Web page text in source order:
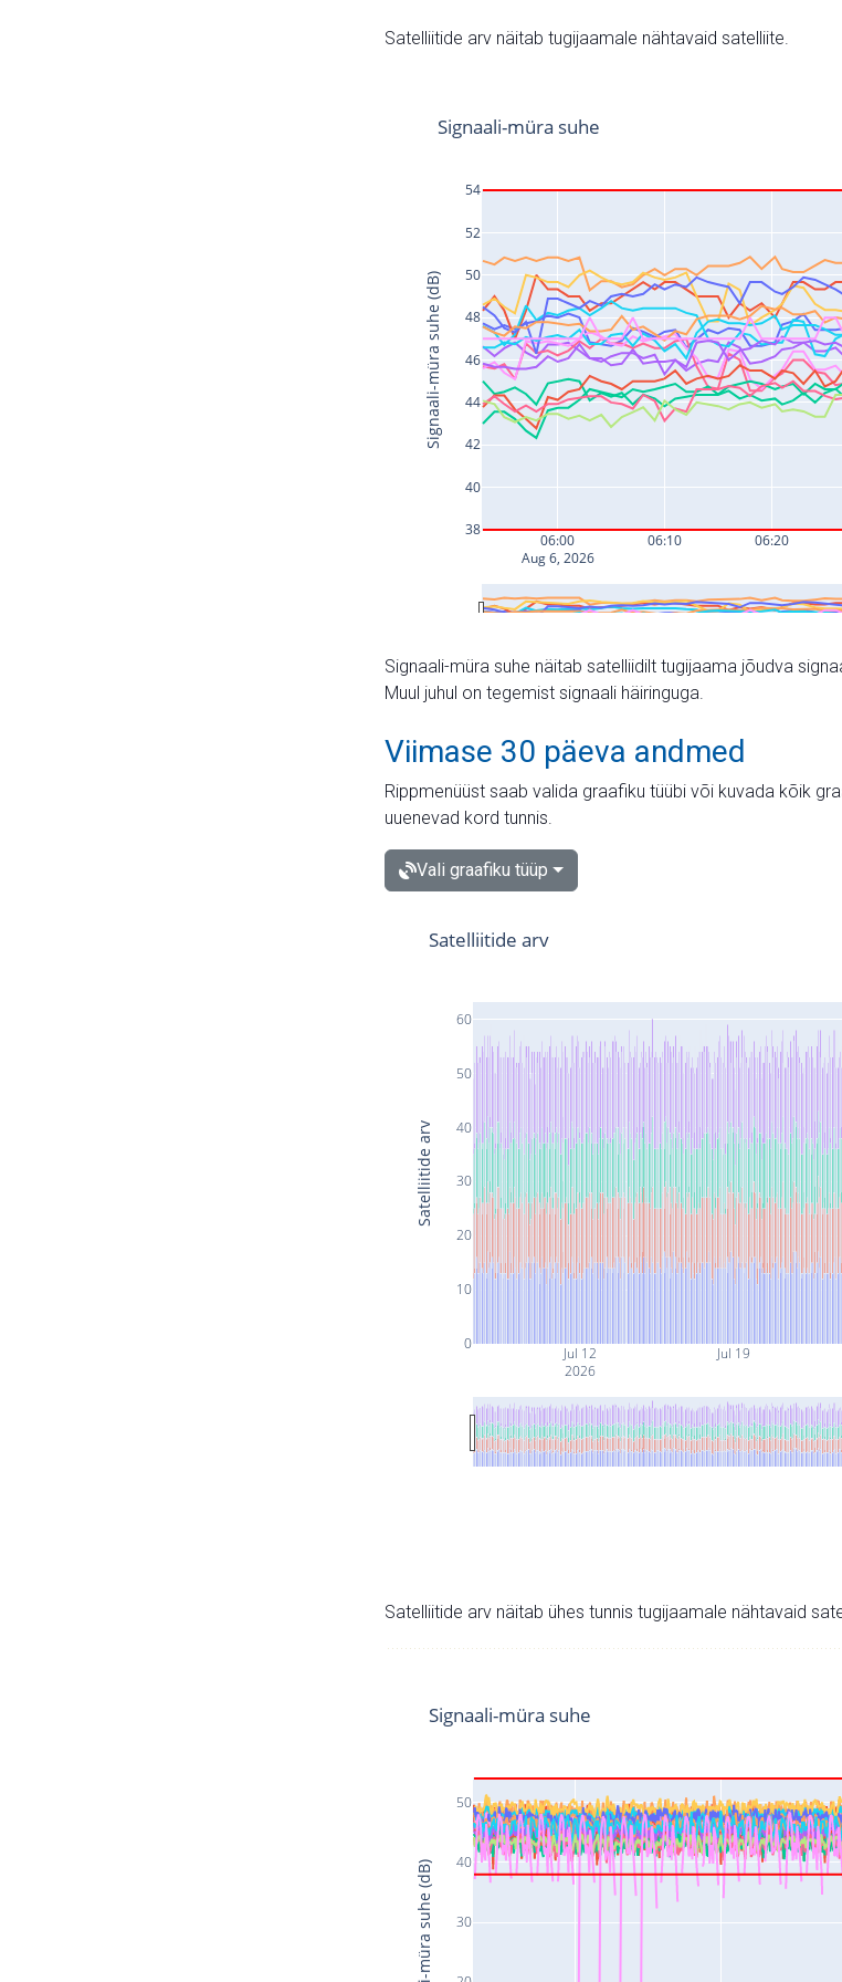
Satelliitide arv näitab tugijaamale nähtavaid satelliite.
Signaali-müra suhe näitab satelliidilt tugijaama jõudva
Muul juhul on tegemist signaali häiringuga.
Viimase 30 päeva andmed
Rippmenüüst saab valida graafiku tüübi või kuvada kõik
uuenevad kord tunnis.
Vali graafiku tüüp
Jul 12
2026
Jul 19
0
10
20
30
40
50
60
Satelliitide arv
Satelliitide arv
Satelliitide arv näitab ühes tunnis tugijaamale nähtavaid
30
40
50
Signaali-müra suhe